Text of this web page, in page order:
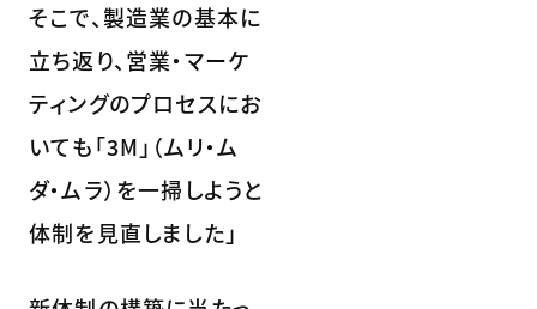
そこで、製造業の基本に
立ち返り、営業・マーケ
ティングのプロセスにお
いても「3M」（ムリ・ム
ダ・ムラ）を一掃しようと
体制を見直しました」